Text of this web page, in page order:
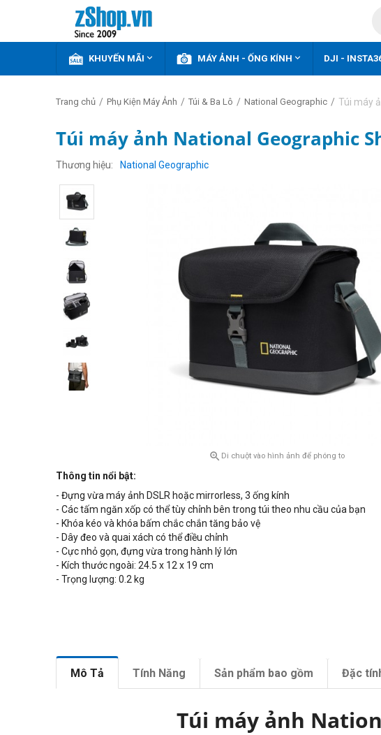
KHUYẾN MÃI  MÁY ẢNH - ỐNG KÍNH  DJI -
Trang chủ / Phụ Kiện Máy Ảnh / Túi & Ba Lô / National Geographic / Túi máy
Túi máy ảnh National Geographic
Thương hiệu National Geographic
 Di chuột vào hình ảnh để phóng to
Thông tin nổi bật:
- Đựng vừa máy ảnh DSLR hoặc mirrorless, 3 ống kính
- Các tấm ngăn xốp có thể tùy chỉnh bên trong túi theo nhu cầu của bạn
- Khóa kéo và khóa bấm chắc chắn tăng bảo vệ
- Dây đeo và quai xách có thể điều chỉnh
- Cực nhỏ gọn, đựng vừa trong hành lý lớn
- Kích thước ngoài: 24.5 x 12 x 19 cm
- Trọng lượng: 0.2 kg
Mô Tả Tính Năng Sản phẩm bao gồm Đặc
Túi máy ảnh